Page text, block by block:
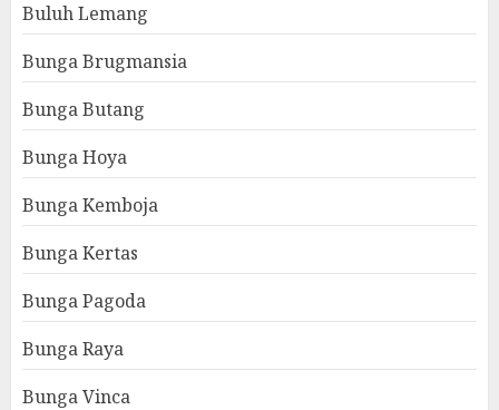
Buluh Lemang
Bunga Brugmansia
Bunga Butang
Bunga Hoya
Bunga Kemboja
Bunga Kertas
Bunga Pagoda
Bunga Raya
Bunga Vinca